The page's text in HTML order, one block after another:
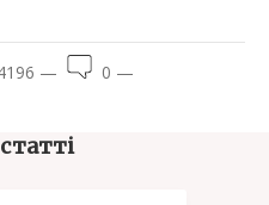
— 0 —